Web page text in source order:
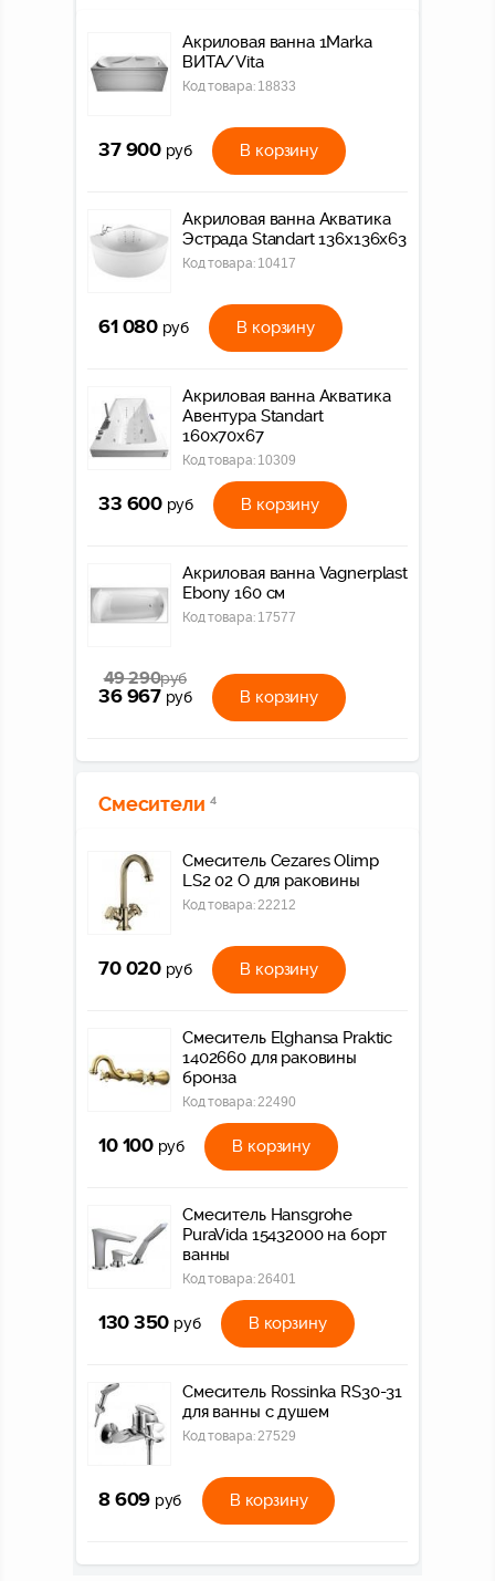
Акриловая ванна 1Marka
ВИТА/Vita
Код товара: 18833
37 900 руб В корзину
Акриловая ванна Акватика
Эстрада Standart 136x136х63
Код товара: 10417
61 080 руб В корзину
Акриловая ванна Акватика
Авентура Standart
160х70х67
Код товара: 10309
33 600 руб В корзину
Акриловая ванна Vagnerplast
Ebony 160 см
Код товара: 17577
49 290руб
36 967 руб В корзину
Смесители 4
Смеситель Cezares Olimp
LS2 02 O для раковины
Код товара: 22212
70 020 руб В корзину
Смеситель Elghansa Praktic
1402660 для раковины
бронза
Код товара: 22490
10 100 руб В корзину
Смеситель Hansgrohe
PuraVida 15432000 на борт
ванны
Код товара: 26401
130 350 руб В корзину
Смеситель Rossinka RS30-31
для ванны с душем
Код товара: 27529
8 609 руб В корзину